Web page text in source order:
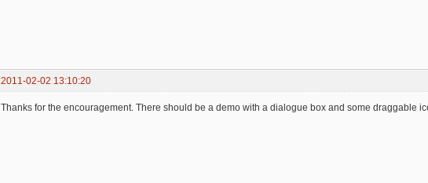
2011-02-02 13:10:20
Thanks for the encouragement. There should be a demo with a dialogue box and some draggable